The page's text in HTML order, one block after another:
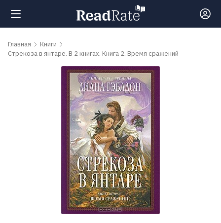
Поиск
обсуждаемые
Главная
Книги
Стрекоза в янтаре. В 2 книгах. Книга 2. Время сражений